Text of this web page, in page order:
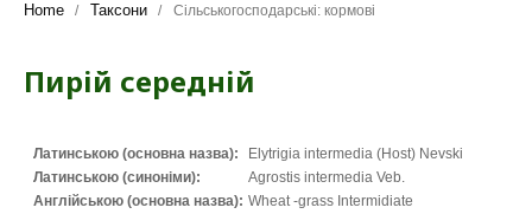
Home / Таксони / Сільськогосподарські: кормові
Пирій середній
Латинською (основна назва):
Elytrigia intermedia (Host) Nevski
Латинською (синоніми):
Agrostis intermedia Veb.
Англійською (основна назва): Wheat -grass Intermidiate